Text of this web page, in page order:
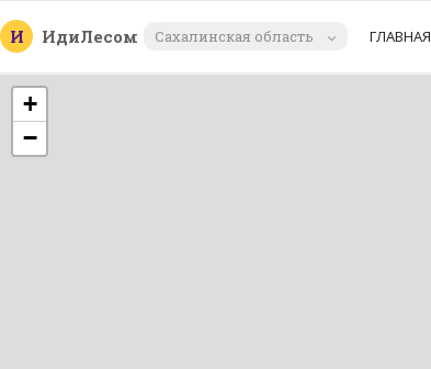
И ИдиЛесом Сахалинская область ГЛАВНАЯ
+
−